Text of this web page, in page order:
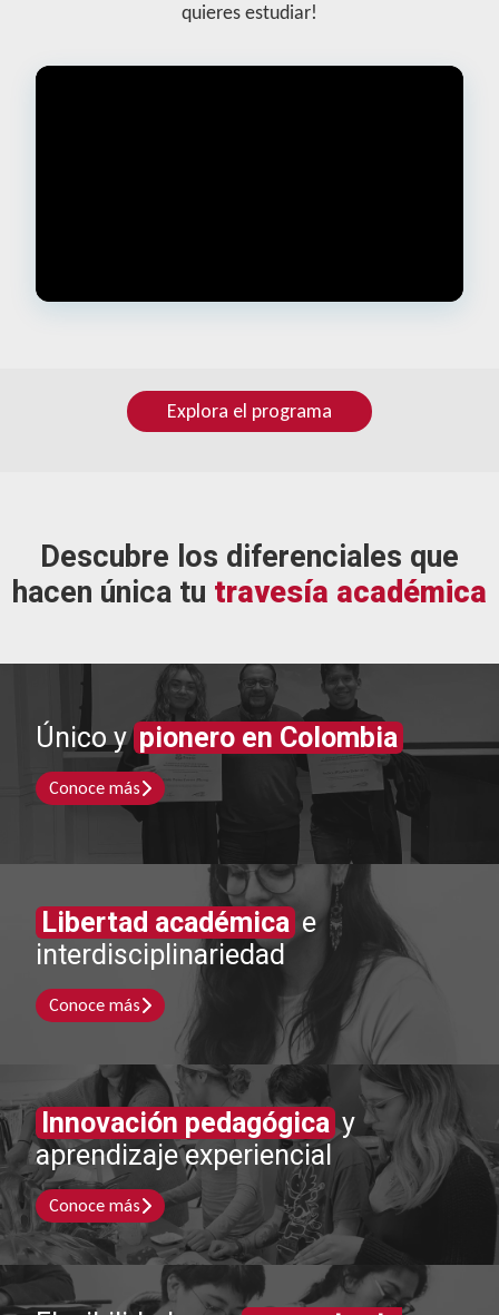
quieres estudiar!
Explora el programa
Descubre los diferenciales que
hacen única tu travesía académica
Único y pionero en Colombia
Conoce más
Libertad académica e
interdisciplinariedad
Conoce más
Innovación pedagógicay
aprendizaje experiencial
Conoce más